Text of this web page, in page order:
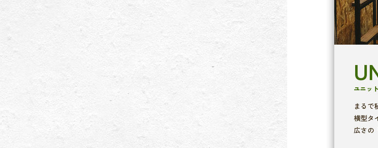
ユニッ
まるで
横型タ
広さの